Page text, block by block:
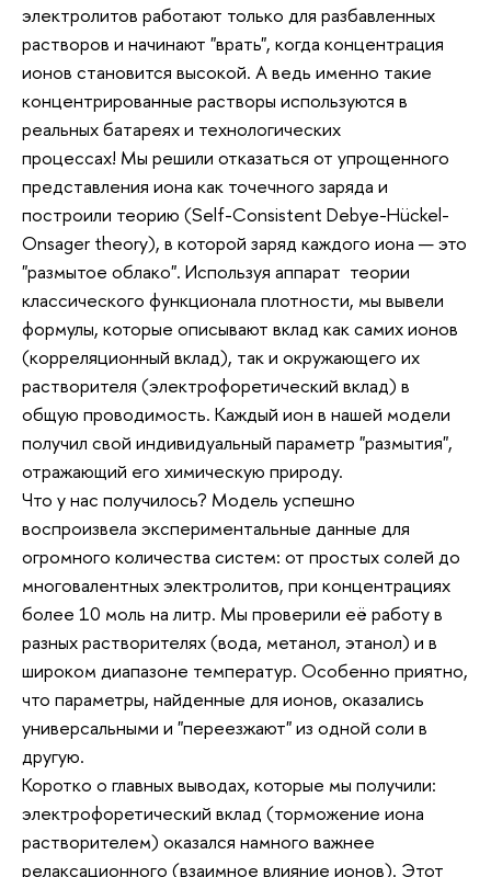
электролитов работают только для разбавленных
растворов и начинают "врать", когда концентрация
ионов становится высокой. А ведь именно такие
концентрированные растворы используются в
реальных батареях и технологических
процессах! Мы решили отказаться от упрощенного
представления иона как точечного заряда и
построили теорию (Self-Consistent Debye-Hückel-
Onsager theory), в которой заряд каждого иона — это
"размытое облако". Используя аппарат теории
классического функционала плотности, мы вывели
формулы, которые описывают вклад как самих ионов
(корреляционный вклад), так и окружающего их
растворителя (электрофоретический вклад) в
общую проводимость. Каждый ион в нашей модели
получил свой индивидуальный параметр "размытия",
отражающий его химическую природу.
Что у нас получилось? Модель успешно
воспроизвела экспериментальные данные для
огромного количества систем: от простых солей до
многовалентных электролитов, при концентрациях
более 10 моль на литр. Мы проверили её работу в
разных растворителях (вода, метанол, этанол) и в
широком диапазоне температур. Особенно приятно,
что параметры, найденные для ионов, оказались
универсальными и "переезжают" из одной соли в
другую.
Коротко о главных выводах, которые мы получили:
электрофоретический вклад (торможение иона
растворителем) оказался намного важнее
релаксационного (взаимное влияние ионов). Этот